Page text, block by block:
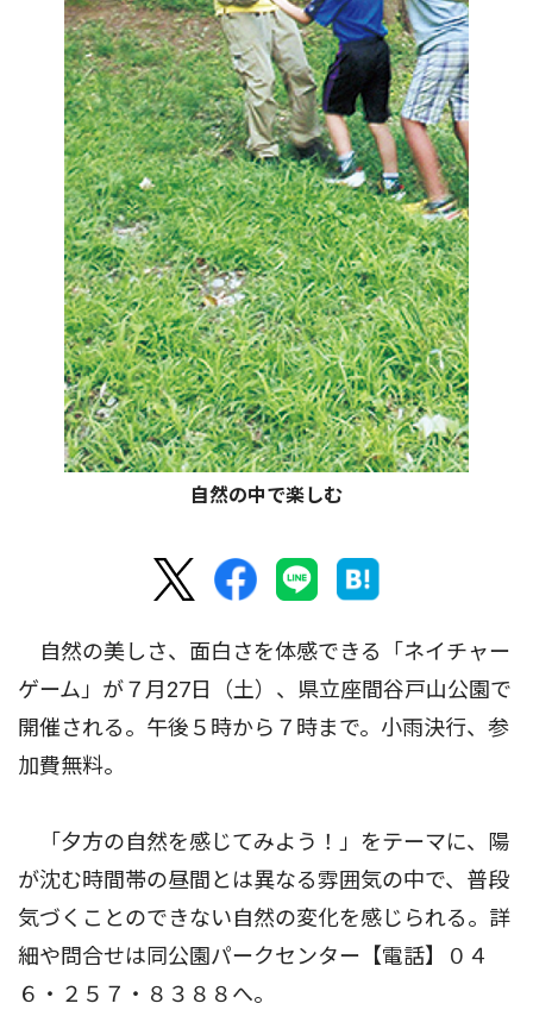
自然の中で楽しむ
自然の美しさ、面白さを体感できる「ネイチャー
ゲーム」が７月27日（土）、県立座間谷戸山公園で
開催される。午後５時から７時まで。小雨決行、参
加費無料。
「夕方の自然を感じてみよう！」をテーマに、陽
が沈む時間帯の昼間とは異なる雰囲気の中で、普段
気づくことのできない自然の変化を感じられる。詳
細や問合せは同公園パークセンター【電話】０４
６・２５７・８３８８へ。